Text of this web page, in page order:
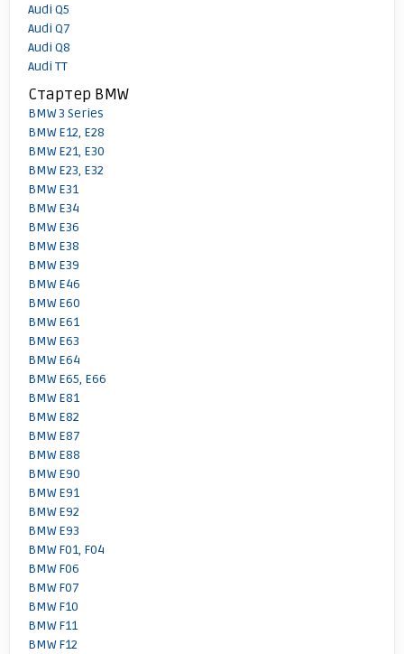
Audi Q5
Audi Q7
Audi Q8
Audi TT
Стартер BMW
BMW 3 Series
BMW E12, E28
BMW E21, E30
BMW E23, E32
BMW E31
BMW E34
BMW E36
BMW E38
BMW E39
BMW E46
BMW E60
BMW E61
BMW E63
BMW E64
BMW E65, E66
BMW E81
BMW E82
BMW E87
BMW E88
BMW E90
BMW E91
BMW E92
BMW E93
BMW F01, F04
BMW F06
BMW F07
BMW F10
BMW F11
BMW F12